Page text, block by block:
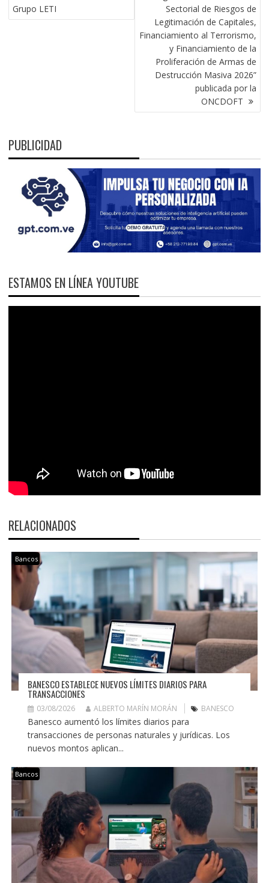
Grupo LETI
Sectorial de Riesgos de
Legitimación de Capitales,
Financiamiento al Terrorismo,
y Financiamiento de la
Proliferación de Armas de
Destrucción Masiva 2026”
publicada por la
ONCDOFT
PUBLICIDAD
ESTAMOS EN LÍNEA YOUTUBE
RELACIONADOS
Bancos
BANESCO ESTABLECE NUEVOS LÍMITES DIARIOS PARA
TRANSACCIONES
03/08/2026 ALBERTO MARÍN MORÁN BANESCO
Banesco aumentó los límites diarios para
transacciones de personas naturales y jurídicas. Los
nuevos montos aplican...
Bancos